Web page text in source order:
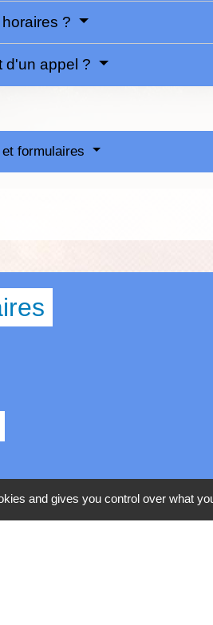
?
d'un appel ?
formulaires
: 8h30-12h
and gives you control over what